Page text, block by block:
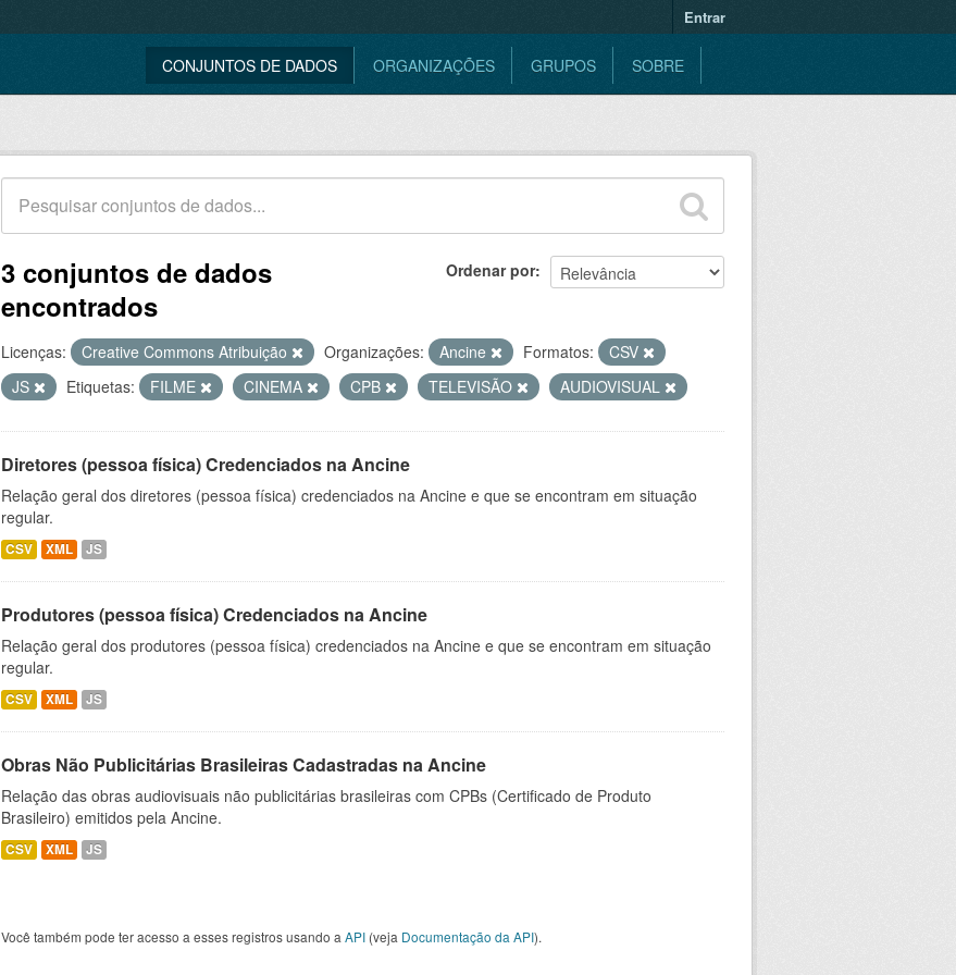
Entrar
CONJUNTOS DE DADOS ORGANIZAÇÕES GRUPOS SOBRE
Ordenar por
3 conjuntos de dados
encontrados
Licenças: Creative Commons Atribuição Organizações: Ancine Formatos:
CSV
JS
Etiquetas: FILME CINEMA CPB TELEVISÃO AUDIOVISUAL
Diretores (pessoa física) Credenciados na Ancine
Relação geral dos diretores (pessoa física) credenciados na Ancine e que se encontram em situação
regular.
CSV XML JS
Produtores (pessoa física) Credenciados na Ancine
Relação geral dos produtores (pessoa física) credenciados na Ancine e que se encontram em situação
regular.
CSV XML JS
Obras Não Publicitárias Brasileiras Cadastradas na Ancine
Relação das obras audiovisuais não publicitárias brasileiras com CPBs (Certificado de Produto
Brasileiro) emitidos pela Ancine.
CSV XML JS
Você também pode ter acesso a esses registros usando a API (veja Documentação da API).